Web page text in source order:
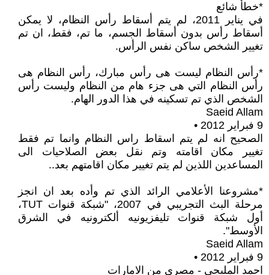
*خطأ شائع
في يناير 2011، لم يتم أسقاط رأس النظام، لا يمكن
أسقاط رأس بدون أسقاط الجسم، ما تم، فقط، ان تم
تغيير الشخص ساكن نفس الرأس.
*رأس النظام ليست هى رأس مبارك، رأس النظام هى
رأس النظام التي هى جزء هام من النظام وليست رأس
الشخص الذي تم تسكينه في هذا الدور الهام.
Saeid Allam
9 فبراير 2012 •
الصحيح انه لم يتم اسقاط راس النظام وانما تم فقط
تغيير مكان اقامته وتم نقل بعض الصلاحيات الى
المساعدين اللذين لم يتم تغيير مكان اقامتهم بعد..
*مشروعنا الأعلامي الرائد الذي تم وأده بعد ان انجز
مرحلة البث التجريبي في 2007، "شبكة قنوات TUT،
أول شبكة قنوات تليفزيونيه ألكترونيه في الشرق
الأوسط".
Saeid Allam
9 فبراير 2012 •
احمد المليجى - مصرى من الامارات